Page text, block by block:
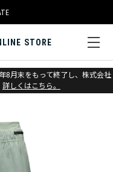
STORE
8月末をもって終了し、株式会社
詳しくはこちら。
> ボトムス > パンツ